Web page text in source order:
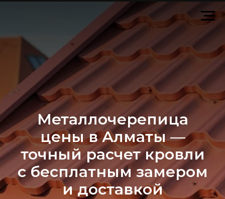
Металлочерепица
цены в Алматы —
точный расчет кровли
с бесплатным замером
и доставкой